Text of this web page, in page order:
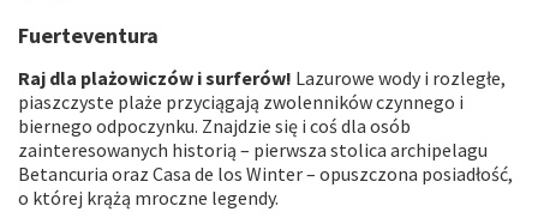
Fuerteventura
Raj dla plażowiczów i surferów! Lazurowe wody i rozległe,
piaszczyste plaże przyciągają zwolenników czynnego i
biernego odpoczynku. Znajdzie się i coś dla osób
zainteresowanych historią – pierwsza stolica archipelagu
Betancuria oraz Casa de los Winter – opuszczona posiadłość,
o której krążą mroczne legendy.